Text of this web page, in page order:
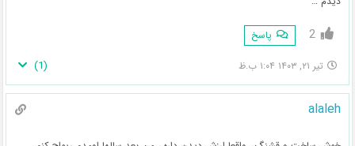
2 پاسخ
تیر ۲۱, ۱۴۰۳ ۱:۰۴ ب.ظ (
1
)
alaleh